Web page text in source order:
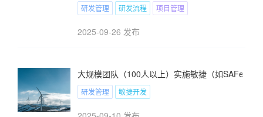
研发管理 研发流程 项目管理
2025-09-26 发布
大规模团队（100人以上）实施敏捷（如SAFe/
研发管理 敏捷开发